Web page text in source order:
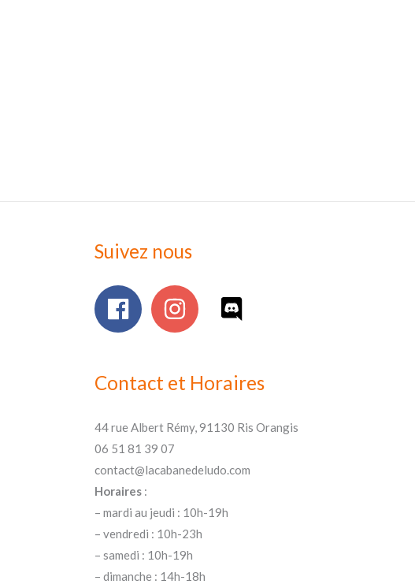
Suivez nous
Contact et Horaires
44 rue Albert Rémy, 91130 Ris Orangis
06 51 81 39 07
contact@lacabanedeludo.com
Horaires:
– mardi au jeudi : 10h-19h
– vendredi : 10h-23h
– samedi : 10h-19h
– dimanche : 14h-18h